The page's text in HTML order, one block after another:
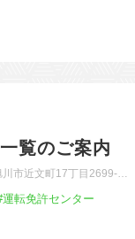
覧のご案内
川市近文町17丁目2699-…
運転免許センター